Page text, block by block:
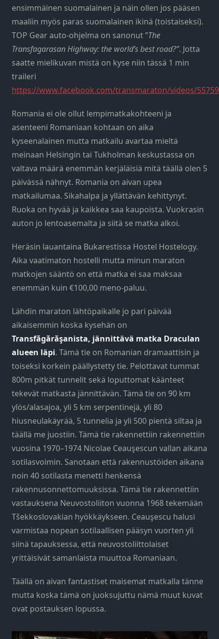
ensimmäinen suomalainen ja näin ollen jos pääsen
maaliin myös paras suomalainen ikinä (toistaiseksi).
TOP Gear auto-ohjelma on sanonut ”The
Transfagarasan Highway: the world’s best road?”. Jotta
saatte mielikuvan mistä on kyse niin tässä 1 min
traileri
https://www.facebook.com/transmaraton/videos/
Romania ei ole ollut lempimatkakohteeni ja
asenteeni Romaniaan kohtaan on aika
kyseenalainen mutta matkailu avartaa mieltä
meinaan Helsingin tai Tukholman keskustassa on
valtava määrä enemmän kerjäläisiä mitä täällä olen 5
päivässä nähnyt. Romania on aivan upea
matkailumaa. Sikahalpa ja yllättävän kehittynyt.
Ruoka on hyvää ja kaikkea saa kaupoista. Vuokrasin
auton jo lentoasemalta ja siitä se matka alkoi.
Heräsin lauantaina Bukarestissa Hostel Hostelogy.
Aika vaatimaton hostelli mutta minun maraton
matkojen sääntö on että matka ei saa maksaa
enemmän kuin €100,00 meno-paluu.
Lähdin maraton lähtöpaikalle jo pari päivää
aikaisemmin koska kysehän on
Transfăgărăşanista, jännittävä matka Draculan
alueen läpi. Tämä tie on Romanian dramaattisin ja
toiseksi korkein päällystetty tie. Pelottavat tummat
800m pitkät tunnelit sekä loputtomat käänteet
tekevät matkasta jännittävän. Tämä tie on 90 km
ylös/alasajoa, yli 5 km serpentinejä, yli 80
hiusneulakäyrää, 5 tunnelia ja yli 500 pientä siltaa ja
täällä me juostiin. Tämä tie rakennettiin rakennettiin
vuosina 1970–1974 Nicolae Ceauşescun vallan aikana
sotilasvoimin. Sanotaan että rakennustöiden aikana
noin 40 sotilasta menetti henkensä
rakennusonnettomuuksissa. Tämä tie rakennettiin
vastauksena Neuvostoliiton vuonna 1968 tekemään
Tšekkoslovakian hyökkäykseen. Ceauşescu halusi
varmistaa nopean sotilaallisen pääsyn vuorten yli
siinä tapauksessa, että neuvostoliittolaiset
yrittäisivät samanlaista muuttoa Romaniaan.
Täällä on aivan fantastiset maisemat matkalla tänne
mutta koska tämä on juoksujuttu nämä muut kuvat
ovat postauksen lopussa.